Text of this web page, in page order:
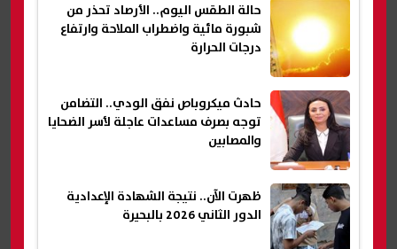
حالة الطقس اليوم.. الأرصاد تحذر من
شبورة مائية واضطراب الملاحة وارتفاع
درجات الحرارة
حادث ميكروباص نفق الودي.. التضامن
توجه بصرف مساعدات عاجلة لأسر الضحايا
والمصابين
ظهرت الآن.. نتيجة الشهادة الإعدادية
الدور الثاني 2026 بالبحيرة